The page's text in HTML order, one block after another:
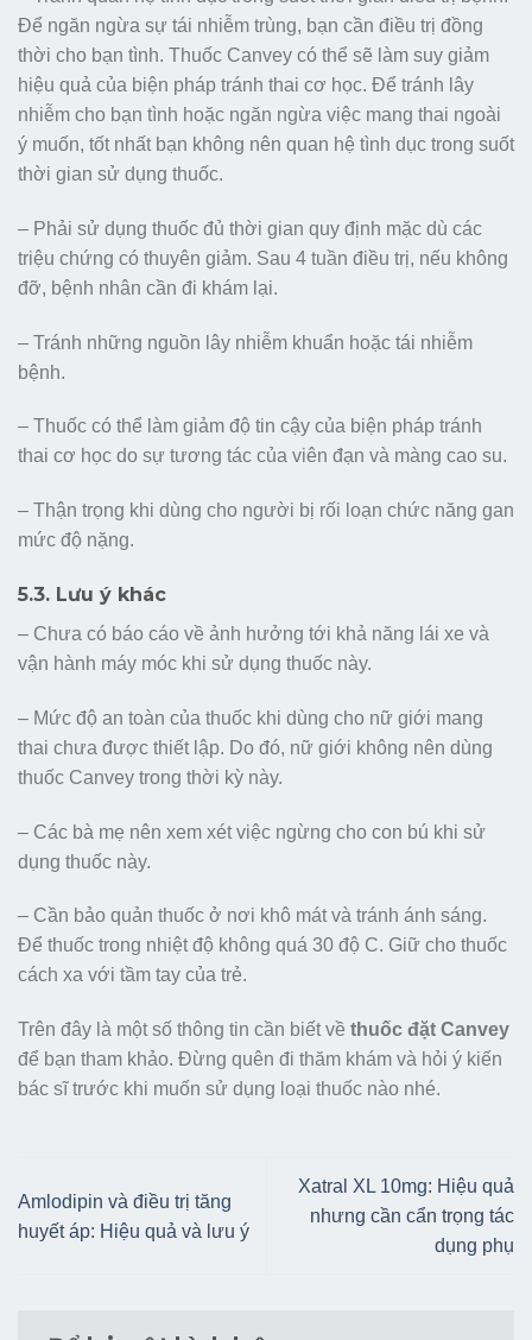
Để ngăn ngừa sự tái nhiễm trùng, bạn cần điều trị đồng
thời cho bạn tình. Thuốc Canvey có thể sẽ làm suy giảm
hiệu quả của biện pháp tránh thai cơ học. Để tránh lây
nhiễm cho bạn tình hoặc ngăn ngừa việc mang thai ngoài
ý muốn, tốt nhất bạn không nên quan hệ tình dục trong suốt
thời gian sử dụng thuốc.
– Phải sử dụng thuốc đủ thời gian quy định mặc dù các
triệu chứng có thuyên giảm. Sau 4 tuần điều trị, nếu không
đỡ, bệnh nhân cần đi khám lại.
– Tránh những nguồn lây nhiễm khuẩn hoặc tái nhiễm
bệnh.
– Thuốc có thể làm giảm độ tin cậy của biện pháp tránh
thai cơ học do sự tương tác của viên đạn và màng cao su.
– Thận trọng khi dùng cho người bị rối loạn chức năng gan
mức độ nặng.
5.3. Lưu ý khác
– Chưa có báo cáo về ảnh hưởng tới khả năng lái xe và
vận hành máy móc khi sử dụng thuốc này.
– Mức độ an toàn của thuốc khi dùng cho nữ giới mang
thai chưa được thiết lập. Do đó, nữ giới không nên dùng
thuốc Canvey trong thời kỳ này.
– Các bà mẹ nên xem xét việc ngừng cho con bú khi sử
dụng thuốc này.
– Cần bảo quản thuốc ở nơi khô mát và tránh ánh sáng.
Để thuốc trong nhiệt độ không quá 30 độ C. Giữ cho thuốc
cách xa với tầm tay của trẻ.
Trên đây là một số thông tin cần biết về thuốc đặt Canvey
để bạn tham khảo. Đừng quên đi thăm khám và hỏi ý kiến
bác sĩ trước khi muốn sử dụng loại thuốc nào nhé.
Amlodipin và điều trị tăng
huyết áp: Hiệu quả và lưu ý
Xatral XL 10mg: Hiệu quả
nhưng cần cẩn trọng tác
dụng phụ